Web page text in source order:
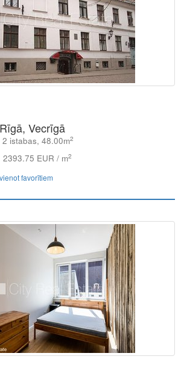
Vecrīgā
istabas, 48.00m2
2393.75 EUR / m2
favorītiem